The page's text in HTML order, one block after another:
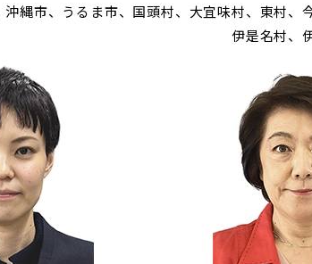
沖縄市、うるま市、国頭村、大宜味村、東村
伊是名村、